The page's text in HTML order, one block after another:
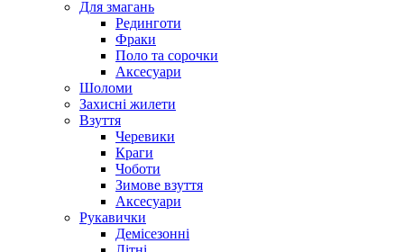
Для змагань
Рединготи
Фраки
Поло та сорочки
Аксесуари
Шоломи
Захисні жилети
Взуття
Черевики
Краги
Чоботи
Зимове взуття
Аксесуари
Рукавички
Демісезонні